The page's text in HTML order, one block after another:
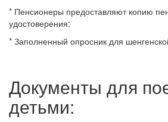
* Пенсионеры предоставляют копию
удостоверения;
* Заполненный опросник для
Документы для
детьми: